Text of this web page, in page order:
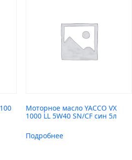
Моторное масло YACCO VX
1000 LL 5W40 SN/CF син 5л
Подробнее